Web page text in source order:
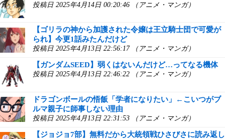
投稿日 2025年4月14日 00:20:46 （アニメ・マンガ）
【ゴリラの神から加護された令嬢は王立騎士団で可愛が
られ】今更1話みたんだけど
投稿日 2025年4月13日 22:56:17 （アニメ・マンガ）
【ガンダムSEED】弱くはないんだけど…ってなる機体
投稿日 2025年4月13日 22:46:22 （アニメ・マンガ）
ドラゴンボールの悟飯「学者になりたい」←こいつがブ
ルマ親子に師事しない理由
投稿日 2025年4月13日 22:31:53 （アニメ・マンガ）
【ジョジョ7部】無料だから大統領戦ひさびさに読み返し